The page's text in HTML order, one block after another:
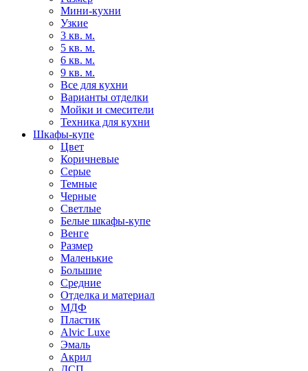
Мини-кухни
Узкие
3 кв. м.
5 кв. м.
6 кв. м.
9 кв. м.
Все для кухни
Варианты отделки
Мойки и смесители
Техника для кухни
Шкафы-купе
Цвет
Коричневые
Серые
Темные
Черные
Светлые
Белые шкафы-купе
Венге
Размер
Маленькие
Большие
Средние
Отделка и материал
МДФ
Пластик
Alvic Luxe
Эмаль
Акрил